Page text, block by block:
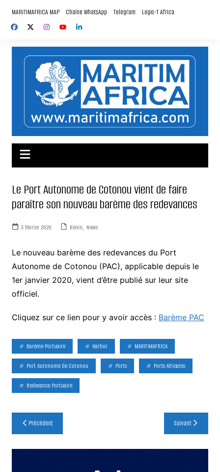
contenu
MARITIMAFRICA MAP Chaîne WhatsApp Telegram Logis-T Africa
Le Port Autonome de Cotonou vient de faire
paraître son nouveau barème des redevances
3 février 2020 Bénin, News
Le nouveau barème des redevances du Port
Autonome de Cotonou (PAC), applicable depuis le
1er janvier 2020, vient d’être publié sur leur site
officiel.
Cliquez sur ce lien pour y avoir accès : Barème PAC
Barème Portuaire Harbor MARITIMAFRICA
Port Autonome De Cotonou Ports Ports Africains
Redevance Portuaire
Navigation
de
l’article
Précédent Suivant